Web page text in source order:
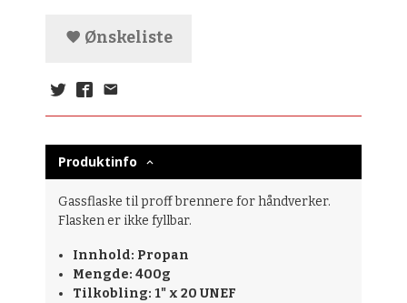
Ønskeliste
Produktinfo
Gassflaske til proff brennere for håndverker.
Flasken er ikke fyllbar.
Innhold: Propan
Mengde: 400g
Tilkobling: 1" x 20 UNEF